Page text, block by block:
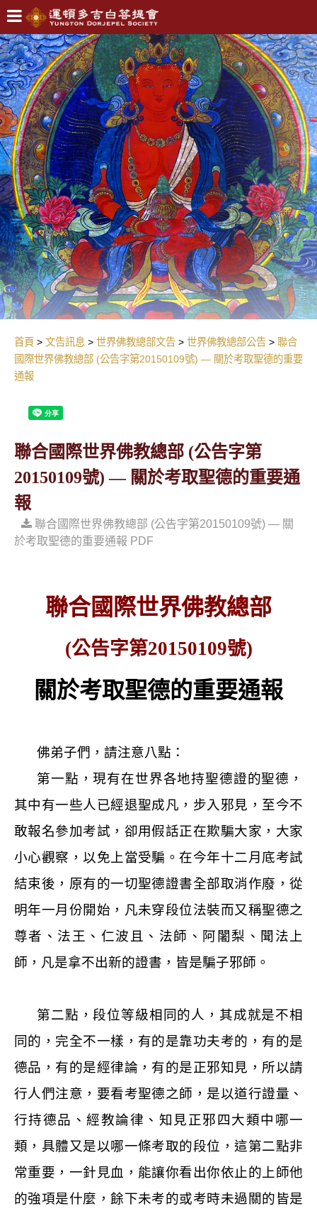
首頁 文告訊息 世界佛教總部文告 世界佛教總部公告
聯合
國際世界佛教總部 (公告字第20150109號) — 關於考取聖德的重要
通報
聯合國際世界佛教總部 (公告字第
20150109號) — 關於考取聖德的重要通
報
聯合國際世界佛教總部 (公告字第20150109號) — 關
於考取聖德的重要通報 PDF
聯合國際世界佛教總部
(公告字第20150109號)
關於考取聖德的重要通報
佛弟子們，請注意八點：
第一點，現有在世界各地持聖德證的聖德，
其中有一些人已經退聖成凡，步入邪見，至今不
敢報名參加考試，卻用假話正在欺騙大家，大家
小心觀察，以免上當受騙。在今年十二月底考試
結束後，原有的一切聖德證書全部取消作廢，從
明年一月份開始，凡未穿段位法裝而又稱聖德之
尊者、法王、仁波且、法師、阿闍梨、聞法上
師，凡是拿不出新的證書，皆是騙子邪師。
第二點，段位等級相同的人，其成就是不相
同的，完全不一樣，有的是靠功夫考的，有的是
德品，有的是經律論，有的是正邪知見，所以請
行人們注意，要看考聖德之師，是以道行證量、
行持德品、經教論律、知見正邪四大類中哪一
類，具體又是以哪一條考取的段位，這第二點非
常重要，一針見血，能讓你看出你依止的上師他
的強項是什麼，餘下未考的或考時未過關的皆是